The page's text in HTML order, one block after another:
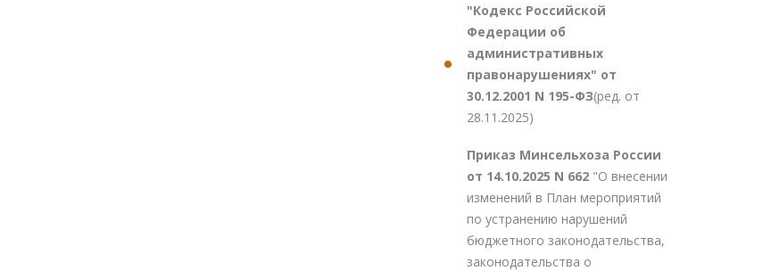
"Кодекс Российской
Федерации об
административных
правонарушениях" от
30.12.2001 N 195-ФЗ(ред. от
28.11.2025)
Приказ Минсельхоза России
от 14.10.2025 N 662 "О внесении
изменений в План мероприятий
по устранению нарушений
бюджетного законодательства,
законодательства о